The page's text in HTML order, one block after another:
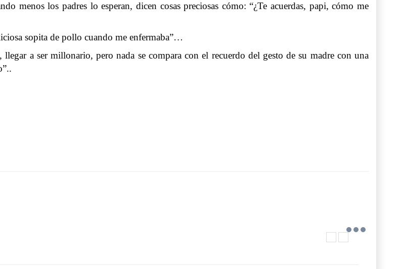
menos los padres lo esperan, dicen cosas preciosas cómo: “¿Te acuerdas, papi, cómo me
sopita de pollo cuando me enfermaba”…
a ser millonario, pero nada se compara con el recuerdo del gesto de su madre con una